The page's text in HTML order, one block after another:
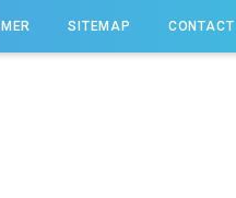
SITEMAP CONTACT